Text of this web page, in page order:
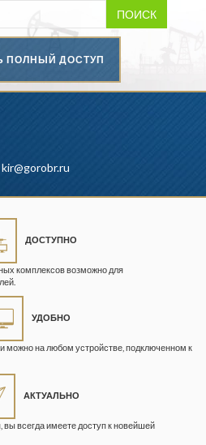
ПОИСК
ПОЛНЫЙ ДОСТУП
kir@gorobr.ru
ДОСТУПНО
комплексов возможно для
УДОБНО
можно на любом устройстве, подключенном к
АКТУАЛЬНО
всегда имеете доступ к новейшей
промышленности
Геопрофи
Горнопромышленные ведомости
Кузбасса. Информационный